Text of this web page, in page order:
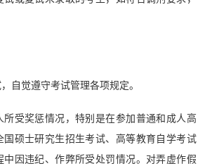
自觉遵守考试管理各项规定。
所受奖惩情况，特别是在参加普通和成人高
国硕士研究生招生考试、高等教育自学考试
中因违纪、作弊所受处罚情况。对弄虚作假